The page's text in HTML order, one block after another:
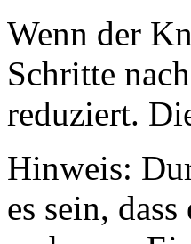
Wenn der
Schritte
reduziert.
Hinweis:
es sein,